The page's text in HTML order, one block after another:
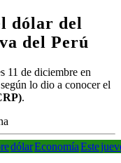
dólar del
del Perú
11 de diciembre en
lo dio a conocer el
.
dólarEconomíaEste